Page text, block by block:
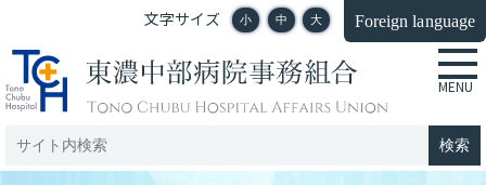
文字サイズ 小 中 大 Foreign language